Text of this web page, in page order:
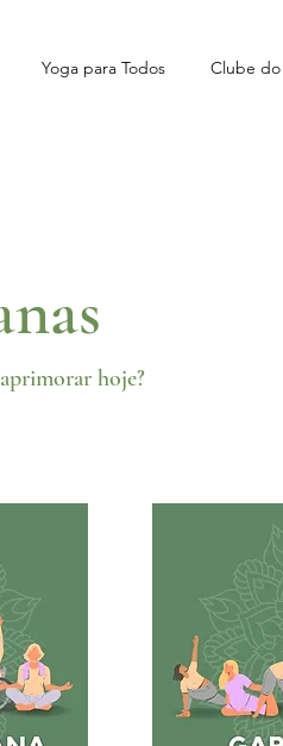
Yoga para Todos Clube do
hoje?